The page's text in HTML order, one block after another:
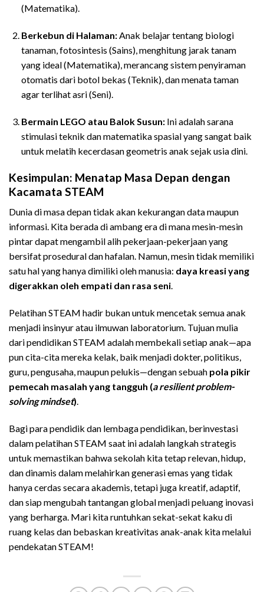
(Matematika).
Berkebun di Halaman:Anak belajar tentang biologi
tanaman, fotosintesis (Sains), menghitung jarak tanam
yang ideal (Matematika), merancang sistem penyiraman
otomatis dari botol bekas (Teknik), dan menata taman
agar terlihat asri (Seni).
Bermain LEGO atau Balok Susun:Ini adalah sarana
stimulasi teknik dan matematika spasial yang sangat baik
untuk melatih kecerdasan geometris anak sejak usia dini.
Kesimpulan: Menatap Masa Depan dengan
Kacamata STEAM
Dunia di masa depan tidak akan kekurangan data maupun
informasi. Kita berada di ambang era di mana mesin-mesin
pintar dapat mengambil alih pekerjaan-pekerjaan yang
bersifat prosedural dan hafalan. Namun, mesin tidak memiliki
satu hal yang hanya dimiliki oleh manusia: daya kreasi yang
digerakkan oleh empati dan rasa seni.
Pelatihan STEAM hadir bukan untuk mencetak semua anak
menjadi insinyur atau ilmuwan laboratorium. Tujuan mulia
dari pendidikan STEAM adalah membekali setiap anak—apa
pun cita-cita mereka kelak, baik menjadi dokter, politikus,
guru, pengusaha, maupun pelukis—dengan sebuah pola pikir
pemecah masalah yang tangguh (a resilient problem-
solving mindset).
Bagi para pendidik dan lembaga pendidikan, berinvestasi
dalam pelatihan STEAM saat ini adalah langkah strategis
untuk memastikan bahwa sekolah kita tetap relevan, hidup,
dan dinamis dalam melahirkan generasi emas yang tidak
hanya cerdas secara akademis, tetapi juga kreatif, adaptif,
dan siap mengubah tantangan global menjadi peluang inovasi
yang berharga. Mari kita runtuhkan sekat-sekat kaku di
ruang kelas dan bebaskan kreativitas anak-anak kita melalui
pendekatan STEAM!